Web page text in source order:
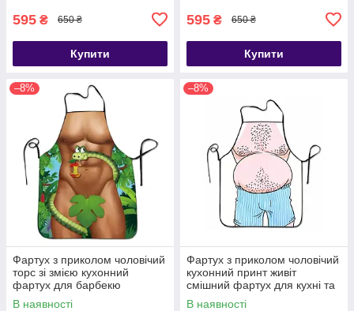
595 ₴ 650 ₴
Купити
595 ₴ 650 ₴
Купити
–8%
Фартух з приколом чоловічий
торс зі змією кухонний
фартух для барбекю
В наявності
–8%
Фартух з приколом чоловічий
кухонний принт живіт
смішний фартух для кухні та
барбекю
В наявності